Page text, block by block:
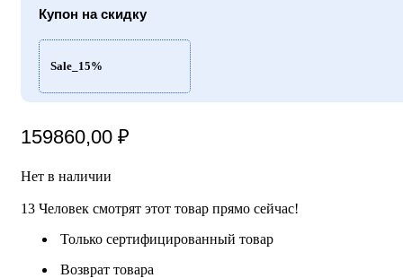
Купон на скидку
Sale_15%
159860,00 ₽
Нет в наличии
13 Человек смотрят этот товар прямо сейчас!
Только сертифицированный товар
Возврат товара